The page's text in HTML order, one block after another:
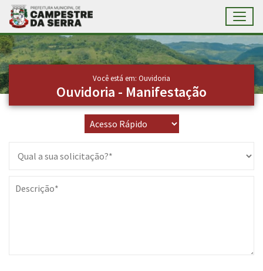
Ir para conteúdo principal
Conteúdo Principal
Você está em: Ouvidoria
Ouvidoria - Manifestação